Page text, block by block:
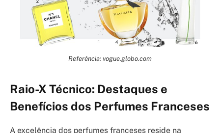
Referência: vogue.globo.com
Raio-X Técnico: Destaques e
Benefícios dos Perfumes Franceses
A excelência dos perfumes franceses reside na